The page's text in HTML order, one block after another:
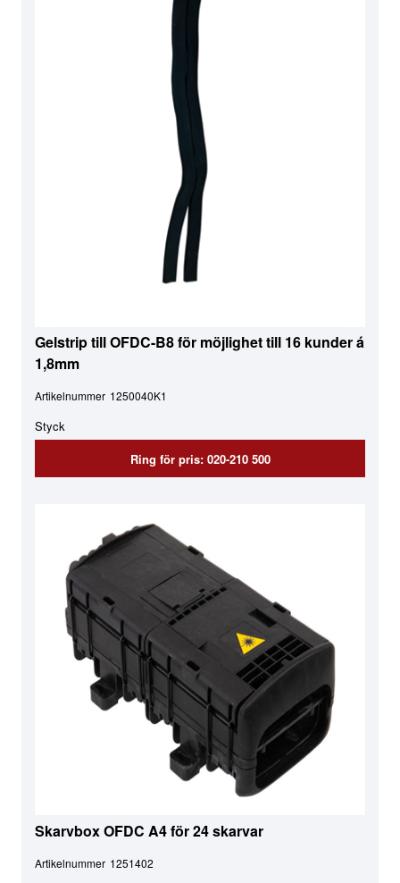
Gelstrip till OFDC-B8 för möjlighet till 16 kunder á
1,8mm
Artikelnummer 1250040K1
Styck
Ring för pris: 020-210 500
Skarvbox OFDC A4 för 24 skarvar
Artikelnummer 1251402